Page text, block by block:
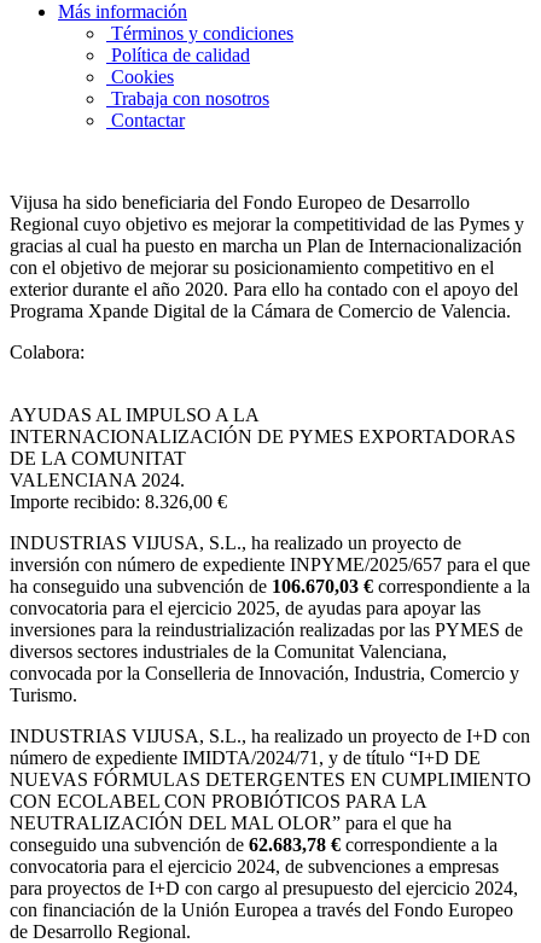
Más información
Términos y condiciones
Política de calidad
Cookies
Trabaja con nosotros
Contactar
Vijusa ha sido beneficiaria del Fondo Europeo de Desarrollo
Regional cuyo objetivo es mejorar la competitividad de las Pymes y
gracias al cual ha puesto en marcha un Plan de Internacionalización
con el objetivo de mejorar su posicionamiento competitivo en el
exterior durante el año 2020. Para ello ha contado con el apoyo del
Programa Xpande Digital de la Cámara de Comercio de Valencia.
Colabora:
AYUDAS AL IMPULSO A LA
INTERNACIONALIZACIÓN DE PYMES EXPORTADORAS
DE LA COMUNITAT
VALENCIANA 2024.
Importe recibido: 8.326,00 €
INDUSTRIAS VIJUSA, S.L., ha realizado un proyecto de
inversión con número de expediente INPYME/2025/657 para el que
ha conseguido una subvención de 106.670,03 € correspondiente a la
convocatoria para el ejercicio 2025, de ayudas para apoyar las
inversiones para la reindustrialización realizadas por las PYMES de
diversos sectores industriales de la Comunitat Valenciana,
convocada por la Conselleria de Innovación, Industria, Comercio y
Turismo.
INDUSTRIAS VIJUSA, S.L., ha realizado un proyecto de I+D con
número de expediente IMIDTA/2024/71, y de título “I+D DE
NUEVAS FÓRMULAS DETERGENTES EN CUMPLIMIENTO
CON ECOLABEL CON PROBIÓTICOS PARA LA
NEUTRALIZACIÓN DEL MAL OLOR” para el que ha
conseguido una subvención de 62.683,78 € correspondiente a la
convocatoria para el ejercicio 2024, de subvenciones a empresas
para proyectos de I+D con cargo al presupuesto del ejercicio 2024,
con financiación de la Unión Europea a través del Fondo Europeo
de Desarrollo Regional.